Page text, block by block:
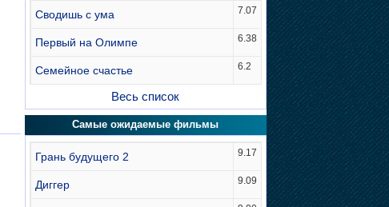
Сводишь с ума 7.07
Первый на Олимпе 6.38
Семейное счастье 6.2
Весь список
Самые ожидаемые фильмы
Грань будущего 2 9.17
Диггер 9.09